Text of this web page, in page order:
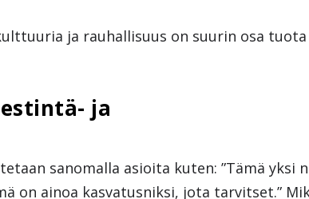
ja rauhallisuus on suurin osa tuota
ja
sanomalla asioita kuten: ”Tämä yksi
on ainoa kasvatusniksi, jota tarvitset.”